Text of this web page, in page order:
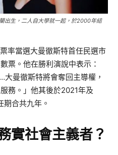
出生，二人自大學就一起，於2000年結
率當選大曼徹斯特首任民選市
票。他在勝利演說中表示：
大曼徹斯特將會奪回主導權，
務。」他其後於2021年及
合共九年。
實社會主義者？